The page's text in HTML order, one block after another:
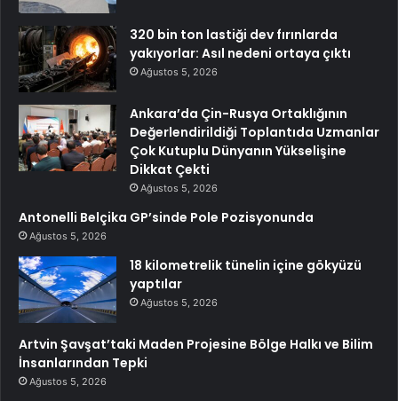
320 bin ton lastiği dev fırınlarda
yakıyorlar: Asıl nedeni ortaya çıktı
Ağustos 5, 2026
Ankara’da Çin-Rusya Ortaklığının
Değerlendirildiği Toplantıda Uzmanlar
Çok Kutuplu Dünyanın Yükselişine
Dikkat Çekti
Ağustos 5, 2026
Antonelli Belçika GP’sinde Pole Pozisyonunda
Ağustos 5, 2026
18 kilometrelik tünelin içine gökyüzü
yaptılar
Ağustos 5, 2026
Artvin Şavşat’taki Maden Projesine Bölge Halkı ve Bilim
İnsanlarından Tepki
Ağustos 5, 2026